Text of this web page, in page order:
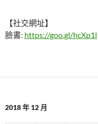
【社交網址】
臉書: https://goo.gl/hcXp1l
2018 年 12 月